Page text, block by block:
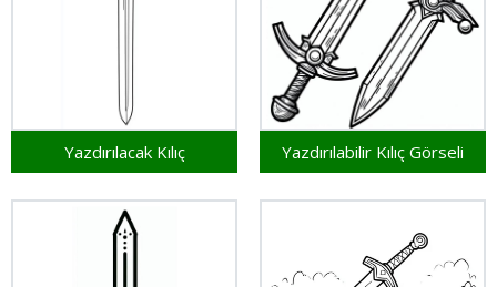
Yazdırılacak Kılıç Yazdırılabilir Kılıç Görseli